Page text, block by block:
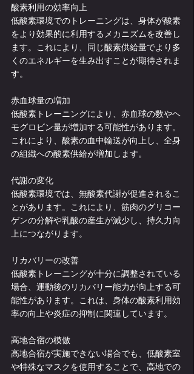
酸素利用の効率向上
低酸素環境でのトレーニングは、身体が酸素
をより効果的に利用するメカニズムを改善し
ます。これにより、同じ酸素供給量でより多
くのエネルギーを生み出すことが期待されま
す。
赤血球量の増加
低酸素トレーニングにより、赤血球の数やヘ
モグロビン量が増加する可能性があります。
これにより、酸素の血中輸送が向上し、全身
の組織への酸素供給が増加します。
代謝の変化
低酸素環境では、無酸素代謝が促進されるこ
とがあります。これにより、筋肉のグリコー
ゲンの分解や乳酸の産生が減少し、持久力向
上につながります。
リカバリーの改善
低酸素トレーニングが十分に調整されている
場合、運動後のリカバリー能力が向上する可
能性があります。これは、身体の酸素利用効
率の向上や炎症の抑制に関連しています。
高地合宿の模倣
高地合宿が実施できない場合でも、低酸素室
や特殊なマスクを使用することで、高地での